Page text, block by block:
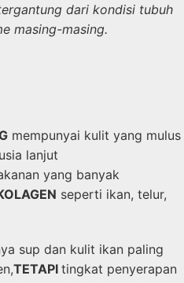
dari kondisi tubuh
masing-masing.
mempunyai kulit yang mulus
lanjut
yang banyak
seperti ikan, telur,
sup dan kulit ikan paling
TETAPI tingkat penyerapan